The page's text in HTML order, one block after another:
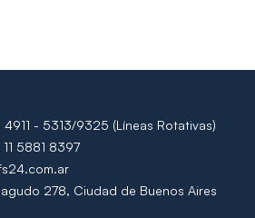
4911 - 5313/9325 (Líneas Rotativas)
5881 8397
278, Ciudad de Buenos Aires